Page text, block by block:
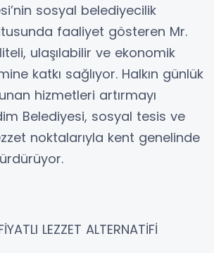
sosyal belediyecilik
faaliyet gösteren Mr.
ulaşılabilir ve ekonomik
katkı sağlıyor. Halkın günlük
hizmetleri artırmayı
Belediyesi, sosyal tesis ve
noktalarıyla kent genelinde
LEZZET ALTERNATİFİ